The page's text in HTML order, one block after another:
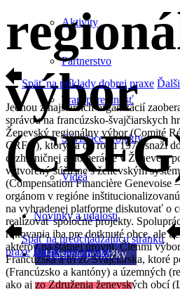
Aktivity
Partnerstvo
Transparentnosť
Súvisiace projekty
Videá
Novinky a udalosti
Hlásenie prekážky
výbor
Späť na predchádzajúcu stránku
praxe Ďalšie informácie
Späť na príklady dobrej praxe
Jednou z najstarších organizácií
správou na francúzsko-švajčiarskych
Ženevský regionálny výbor (Comité
CRFG), ktorý sa od roku 1973 snaží
cezhraničnej aglomerácie v Ženeve a
vytvorený súčasne s ženevským
(Compensation Financière Genevoise
orgánom v regióne
na vyhradenej platforme diskutovať o
realizovať spoločné projekty.
rokovania iba pre dotknuté obce, ale
aktérov na štátnej úrovni. Členmi
Francúzska a tri zo Švajčiarska, ktoré
(Francúzsko a kantóny) a územných
ako aj zo Združenia ženevských obcí